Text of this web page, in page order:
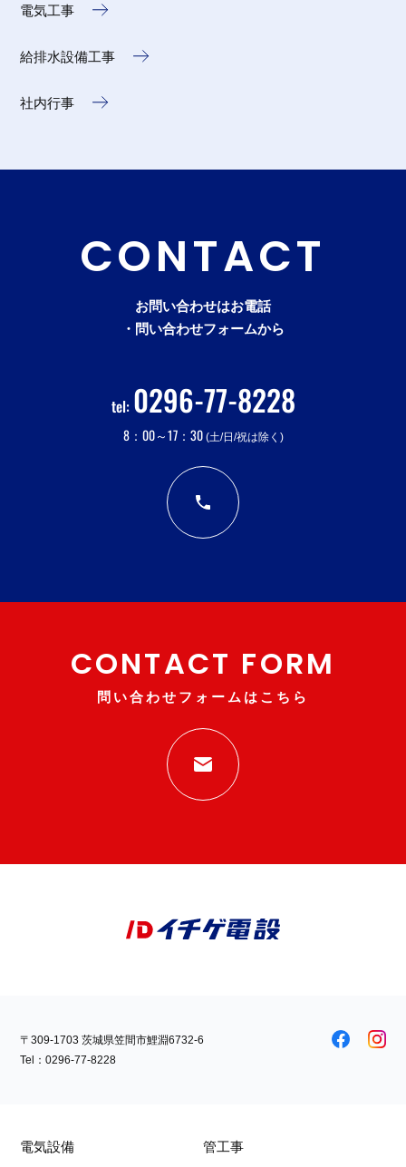
電気工事
給排水設備工事
社内行事
CONTACT
お問い合わせはお電話
・問い合わせフォームから
tel: 0296-77-8228
8：00～17：30(土/日/祝は除く)
CONTACT FORM
問い合わせフォームはこちら
〒309-1703 茨城県笠間市鯉淵6732-6
Tel：0296-77-8228
電気設備 管工事